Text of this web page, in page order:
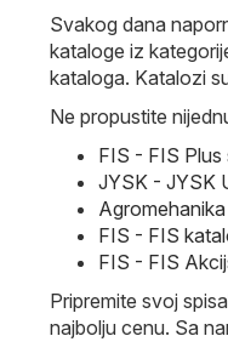
Svakog dana
kataloge iz
kataloga. Katalozi
Ne propustite
FIS - FIS
JYSK - JYSK
FIS - FIS
FIS - FIS
Pripremite svoj
najbolju cenu. Sa